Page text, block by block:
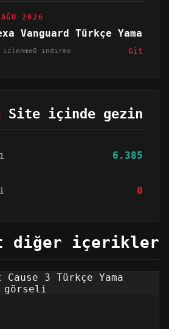
2026
Vanguard Türkçe Yama
izlenme0 indirme Git
Site içinde gezin
6.385
0
diğer içerikler